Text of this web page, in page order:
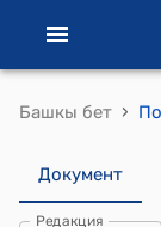
Башкы бет ›
Документ
Редакция